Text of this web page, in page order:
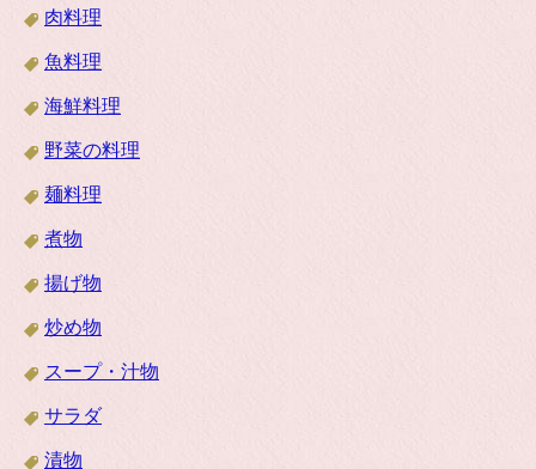
肉料理
魚料理
海鮮料理
野菜の料理
麺料理
煮物
揚げ物
炒め物
スープ・汁物
サラダ
漬物